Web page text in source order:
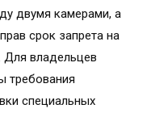
двумя камерами, а
срок запрета на
Для владельцев
требования
специальных